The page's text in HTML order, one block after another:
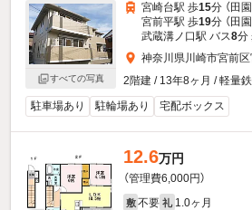
すべての写真
宮崎台駅 歩15分 （田
宮前平駅 歩19分 （田
武蔵溝ノ口駅 バス8分
神奈川県川崎市宮前
2階建 / 13年8ヶ月 / 軽量
駐車場あり
駐輪場あり 宅配ボックス
12.6万円
（管理費6,000円）
敷 不要 礼 1.0ヶ月